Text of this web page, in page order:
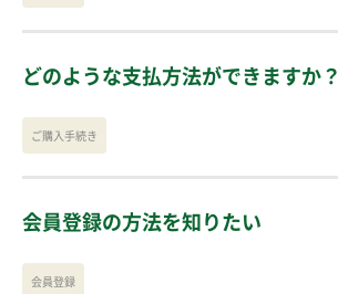
どのような支払方法ができますか？
ご購入手続き
会員登録の方法を知りたい
会員登録